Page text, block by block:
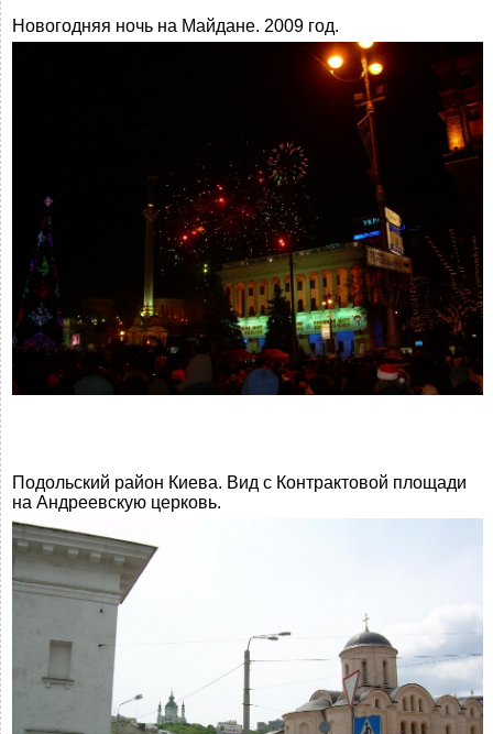
Новогодняя ночь на Майдане. 2009 год.
Подольский район Киева. Вид с Контрактовой площади
на Андреевскую церковь.